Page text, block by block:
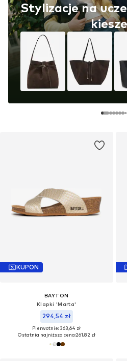
Stylizacje na
KUPON
BAYTON
Klapki 'Marta'
294,54 zł
Pierwotnie: 363,64 zł
Ostatnia najniższa cena:261,82 zł